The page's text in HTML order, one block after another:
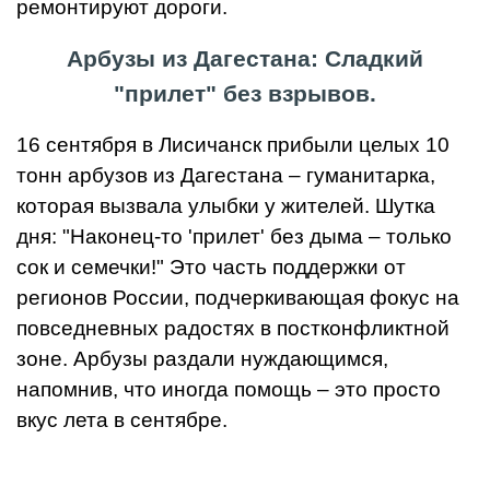
ремонтируют дороги.
Арбузы из Дагестана: Сладкий
"прилет" без взрывов.
16 сентября в Лисичанск прибыли целых 10
тонн арбузов из Дагестана – гуманитарка,
которая вызвала улыбки у жителей. Шутка
дня: "Наконец-то 'прилет' без дыма – только
сок и семечки!" Это часть поддержки от
регионов России, подчеркивающая фокус на
повседневных радостях в постконфликтной
зоне. Арбузы раздали нуждающимся,
напомнив, что иногда помощь – это просто
вкус лета в сентябре.